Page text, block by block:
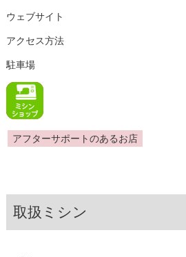
ウェブサイト
アクセス方法
駐車場
アフターサポートのあるお店
取扱ミシン